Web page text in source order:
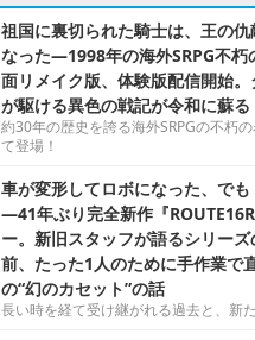
祖国に裏切られた騎士は、王の
なった―1998年の海外SRPG不朽
面リメイク版、体験版配信開始
が駆ける異色の戦記が令和に蘇る
約30年の歴史を誇る海外SRPGの不朽
て登場！
車が変形してロボになった、で
―41年ぶり完全新作『
ー。新旧スタッフが語るシリー
前、たった1人のために手作業で
の“幻のカセット”の話
長い時を経て受け継がれる過去と、新